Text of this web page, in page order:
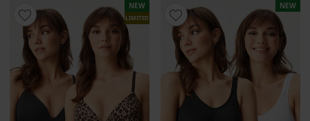
NEW
LIMITED
NEW